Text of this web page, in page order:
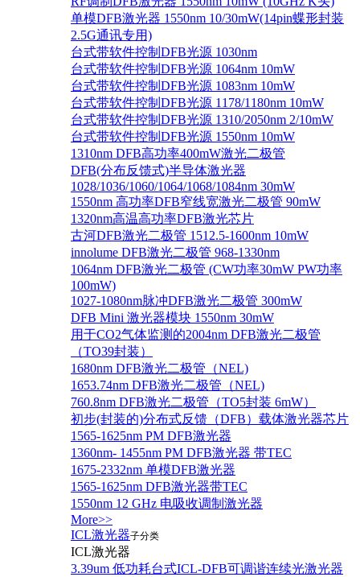
单模DFB激光器 1550nm 10/30mW(14pin蝶形封装
2.5G通讯专用)
台式带软件控制DFB光源 1030nm
台式带软件控制DFB光源 1064nm 10mW
台式带软件控制DFB光源 1083nm 10mW
台式带软件控制DFB光源 1178/1180nm 10mW
台式带软件控制DFB光源 1310/2050nm 2/10mW
台式带软件控制DFB光源 1550nm 10mW
1310nm DFB高功率400mW激光二极管
DFB(分布反馈式)半导体激光器
1028/1036/1060/1064/1068/1084nm 30mW
1550nm 高功率DFB窄线宽激光二极管 90mW
1320nm高温高功率DFB激光芯片
古河DFB激光二极管 1512.5-1600nm 10mW
innolume DFB激光二极管 968-1330nm
1064nm DFB激光二极管 (CW功率30mW PW功率
100mW)
1027-1080nm脉冲DFB激光二极管 300mW
DFB Mini 激光器模块 1550nm 30mW
用于CO2气体监测的2004nm DFB激光二极管
（TO39封装）
1680nm DFB激光二极管（NEL)
1653.74nm DFB激光二极管（NEL)
760.8nm DFB激光二极管（TO5封装 6mW）
初步(封装的)分布式反馈（DFB）载体激光器芯片
1565-1625nm PM DFB激光器
1360nm- 1455nm PM DFB激光器 带TEC
1675-2332nm 单模DFB激光器
1565-1625nm DFB激光器带TEC
1550nm 12 GHz 电吸收调制激光器
More>>
ICL激光器子分类
ICL激光器
3.39um 低功耗台式ICL-DFB可调谐连续光激光器